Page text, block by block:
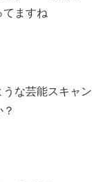
てますね
な芸能スキャン